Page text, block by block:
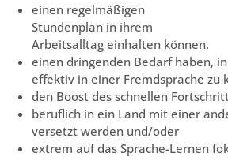
einen regelmäßigen
Stundenplan in ihrem
Arbeitsalltag einhalten können,
einen dringenden Bedarf haben,
effektiv in einer Fremdsprache zu
den Boost des schnellen
beruflich in ein Land mit einer
versetzt werden und/oder
extrem auf das Sprache-Lernen